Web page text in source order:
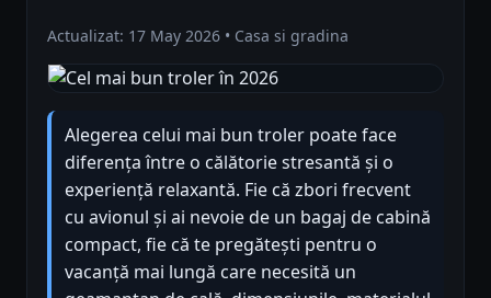
Actualizat: 17 May 2026 • Casa si gradina
Alegerea celui mai bun troler poate face
diferența între o călătorie stresantă și o
experiență relaxantă. Fie că zbori frecvent
cu avionul și ai nevoie de un bagaj de cabină
compact, fie că te pregătești pentru o
vacanță mai lungă care necesită un